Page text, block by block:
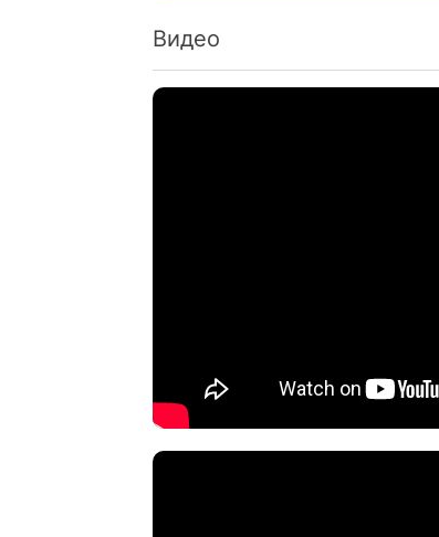
Наличие подсветки:
Физические параметры
Видео